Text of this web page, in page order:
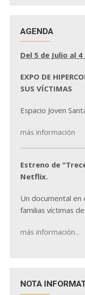
AGENDA
Del 5 de Julio al
EXPO DE
SUS VÍCTIMAS
Espacio Joven
más información
Estreno de
Netflix.
Un documental en
familias víctimas
más información...
NOTA